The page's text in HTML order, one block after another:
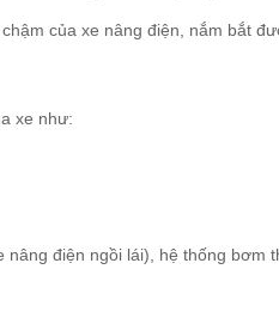
của xe nâng điện, nắm bắt
xe như:
điện ngồi lái), hệ thống bơm